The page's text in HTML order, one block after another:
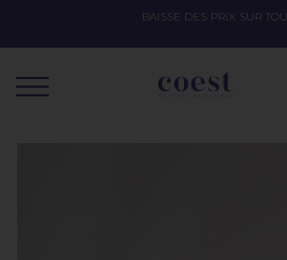
OFFRE SPÉCIALE SOLAIRE SKEYMZEE ! SOIN